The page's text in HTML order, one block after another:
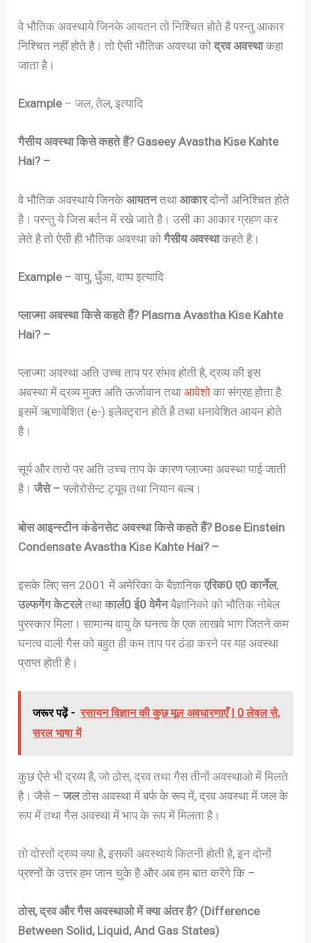
वे भौतिक अवस्थाये जिनके आयतन तो निश्चित होते है परन्तु आकार
निश्चित नहीं होते है। तो ऐसी भौतिक अवस्था कोद्रव अवस्थाकहा
जाता है।
Example – जल, तेल, इत्यादि
गैसीय अवस्था किसे कहते हैं? Gaseey Avastha Kise Kahte
Hai? –
वे भौतिक अवस्थाये जिनकेआयतनतथाआकारदोनों अनिश्चित होते
है। परन्तु ये जिस बर्तन में रखे जाते है। उसी का आकार ग्रहण कर
लेते है तो ऐसी ही भौतिक अवस्था कोगैसीय अवस्थाकहते है।
Example – वायु, धुँआ, वाष्प इत्यादि
प्लाज्मा अवस्था किसे कहते हैं? Plasma Avastha Kise Kahte
Hai? –
प्लाज्मा अवस्था अति उच्च ताप पर संभव होती है, द्रव्य की इस
अवस्था में द्रव्य मुक्त अति ऊर्जावान तथाआवेशोका संग्रह होता है
इसमें ऋणावेशित (e-) इलेक्ट्रान होते है तथा धनावेशित आयन होते
है।
सूर्य और तारो पर अति उच्च ताप के कारण प्लाज्मा अवस्था पाई जाती
है।जैसे – फ्लोरोसेन्ट ट्यूब तथा नियान बल्ब।
बोस आइन्स्टीन कंडेनसेट अवस्था किसे कहते हैं? Bose Einstein
Condensate Avastha Kise Kahte Hai? –
इसके लिए सन 2001 में अमेरिका के बैज्ञानिकएरिक0 ए0 कार्नेल,
उल्फगेंग केटरलेतथाकार्ल0 ई0 वेमैनबैज्ञानिको को भौतिक नोबेल
पुरस्कार मिला। सामान्य वायु के घनत्व के एक लाखवे भाग जितने कम
घनत्व वाली गैस को बहुत ही कम ताप पर ठंडा करने पर यह अवस्था
प्राप्त होती है।
जरूर पढ़ें - रसायन विज्ञान की कुछ मूल अवधारणाएँ | 0 लेवल से,
सरल भाषा में
कुछ ऐसे भी द्रव्य है, जो ठोस, द्रव तथा गैस तीनों अवस्थाओ में मिलते
है। जैसे –जलठोस अवस्था में बर्फ के रूप में, द्रव अवस्था में जल के
रूप में तथा गैस अवस्था में भाप के रूप में मिलता है।
तो दोस्तों द्रव्य क्या है, इसकी अवस्थाये कितनी होती है, इन दोनों
प्रश्नों के उत्तर हम जान चुके है और अब हम बात करेंगे कि –
ठोस, द्रव और गैस अवस्थाओ में क्या अंतर है? (Difference
Between Solid, Liquid, And Gas States)